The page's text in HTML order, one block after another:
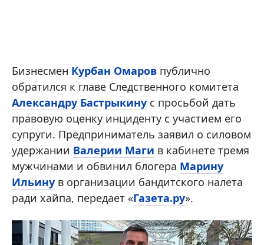
Бизнесмен Курбан Омаров публично
обратился к главе Следственного комитета
Александру Бастрыкину с просьбой дать
правовую оценку инциденту с участием его
супруги. Предприниматель заявил о силовом
удержании Валерии Маги в кабинете тремя
мужчинами и обвинил блогера Марину
Ильину в организации бандитского налета
ради хайпа, передает «Газета.ру».